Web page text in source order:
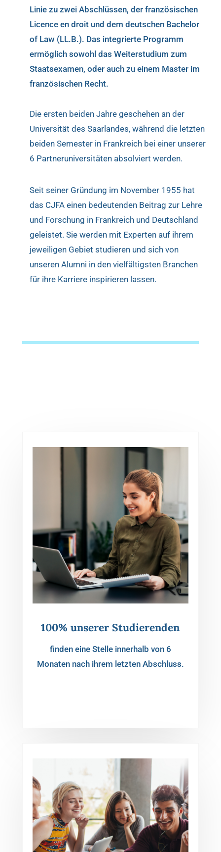
Linie zu zwei Abschlüssen, der französischen
Licence en droit und dem deutschen Bachelor
of Law (LL.B.). Das integrierte Programm
ermöglich sowohl das Weiterstudium zum
Staatsexamen, oder auch zu einem Master im
französischen Recht.
Die ersten beiden Jahre geschehen an der
Universität des Saarlandes, während die letzten
beiden Semester in Frankreich bei einer unserer
6 Partneruniversitäten absolviert werden.
Seit seiner Gründung im November 1955 hat
das CJFA einen bedeutenden Beitrag zur Lehre
und Forschung in Frankreich und Deutschland
geleistet. Sie werden mit Experten auf ihrem
jeweiligen Gebiet studieren und sich von
unseren Alumni in den vielfältigsten Branchen
für ihre Karriere inspirieren lassen.
100% unserer Studierenden
finden eine Stelle innerhalb von 6
Monaten nach ihrem letzten Abschluss.